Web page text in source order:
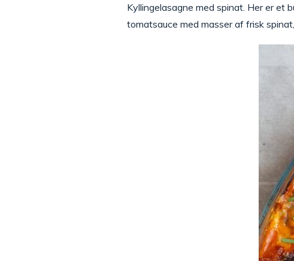
Kyllingelasagne med spinat. Her er et
tomatsauce med masser af frisk